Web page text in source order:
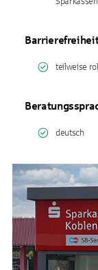
teilweise
deutsch